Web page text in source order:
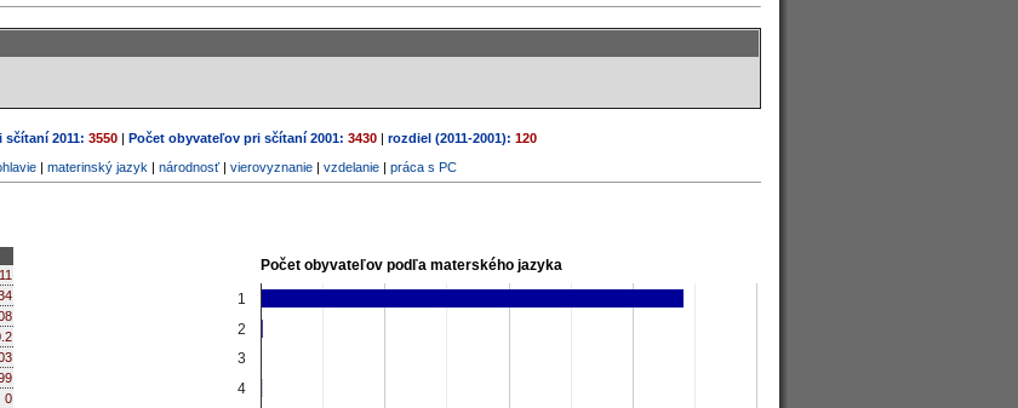
2011: 3550 | Počet obyvateľov pri sčítaní 2001: 3430 | rozdiel (2011-2001): 120
| materinský jazyk | národnosť| vierovyznanie| vzdelanie| práca s PC
0
Počet obyvateľov podľa materského jazyka
1
2
3
4